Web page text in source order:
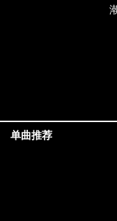
单曲推荐